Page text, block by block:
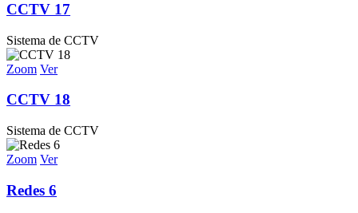
CCTV 17
Sistema de CCTV
Zoom Ver
CCTV 18
Sistema de CCTV
Zoom Ver
Redes 6